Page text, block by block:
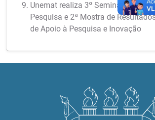
Unemat realiza 3º Seminário Meio
Pesquisa e 2ª Mostra de
de Apoio à Pesquisa e Inovação